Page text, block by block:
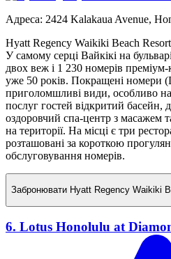
Адреса: 2424 Kalakaua Avenue,
Hyatt Regency Waikiki Beach
У самому серці Вайкікі на
двох веж і 1 230 номерів
уже 50 років. Покращені номери
приголомшливі види, особливо
послуг гостей відкритий басейн,
оздоровчий спа-центр з масажем
на території. На місці є три
розташовані за короткою
обслуговування номерів.
Забронювати Hyatt Regency Waikiki
6. Lotus Honolulu at